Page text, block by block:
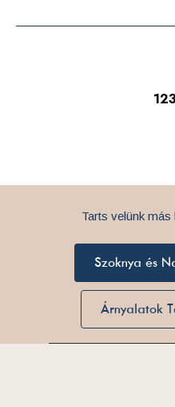
123
Tarts velünk más
Szoknya és
Árnyalatok